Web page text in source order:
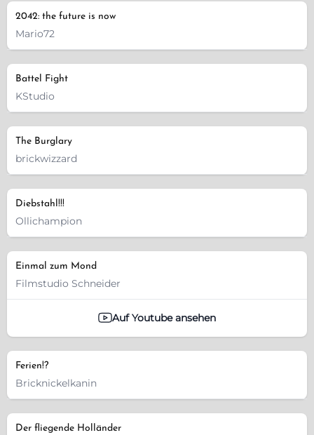
2042: the future is now
Mario72
Battel Fight
KStudio
The Burglary
brickwizzard
Diebstahl!!!
Ollichampion
Einmal zum Mond
Filmstudio Schneider
Auf Youtube ansehen
Ferien!?
Bricknickelkanin
Der fliegende Holländer